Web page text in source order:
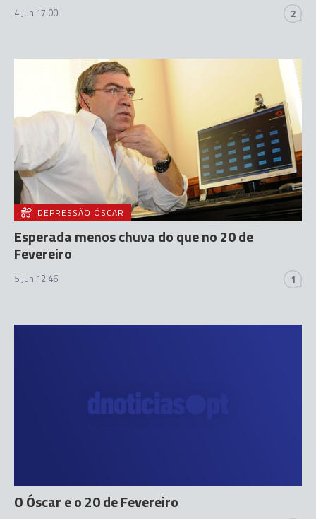
4 Jun 17:00 2
DEPRESSÃO ÓSCAR
Esperada menos chuva do que no 20 de
Fevereiro
5 Jun 12:46 1
O Óscar e o 20 de Fevereiro